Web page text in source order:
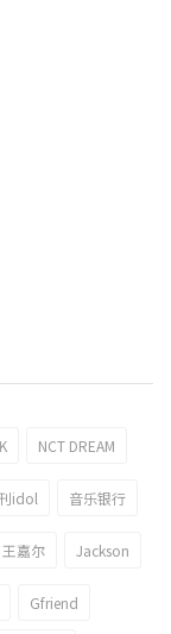
NCT DREAM
idol 音乐银行
王嘉尔 Jackson
Gfriend